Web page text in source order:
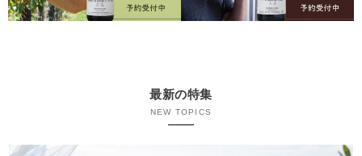
最新の特集
NEW TOPICS